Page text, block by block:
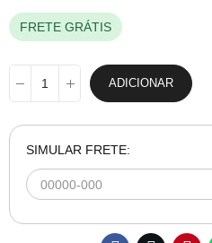
FRETE GRÁTIS
ADICIONAR
SIMULAR FRETE: